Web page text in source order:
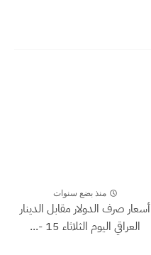
منذ بضع سنوات
أسعار صرف الدولار مقابل الدينار
العراقي اليوم الثلاثاء 15 -...